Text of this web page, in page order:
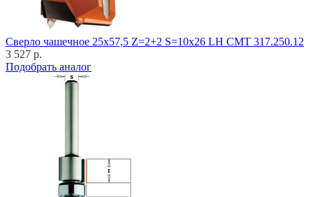
Cверло чашечное 25x57,5 Z=2+2 S=10x26 LH CMT 317.250.12
3 527 р.
Подобрать аналог